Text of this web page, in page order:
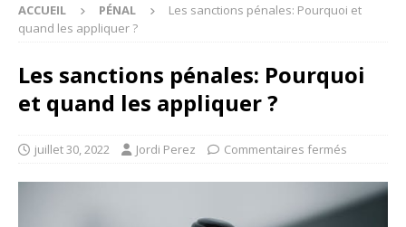
ACCUEIL PÉNAL
Les sanctions pénales: Pourquoi et
quand les appliquer ?
Les sanctions pénales: Pourquoi
et quand les appliquer ?
juillet 30, 2022 Jordi Perez Commentaires fermés